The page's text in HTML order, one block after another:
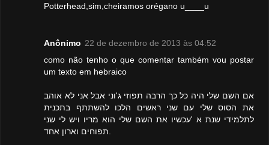
Potterhead,sim,cheiramos orégano u____u
Anônimo 22 de dezembro de 2013 às 04:52
como não tenho o que comentar também vou postar
um texto em hebraico
אם השם שלי היה כל כך הרבה תפוזי ג'וני אבל אני לא אוהב
את הסוס שלי עם שני ראשים הלכו להשתתף בתכנית
לתלמידי שנת א 'עכשיו את השם שלי הוא מריו ויש לי שני
תפוחים וארון אחד.